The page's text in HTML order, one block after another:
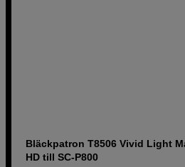
Bläckpatron T8506 Vivid Light
HD till SC-P800